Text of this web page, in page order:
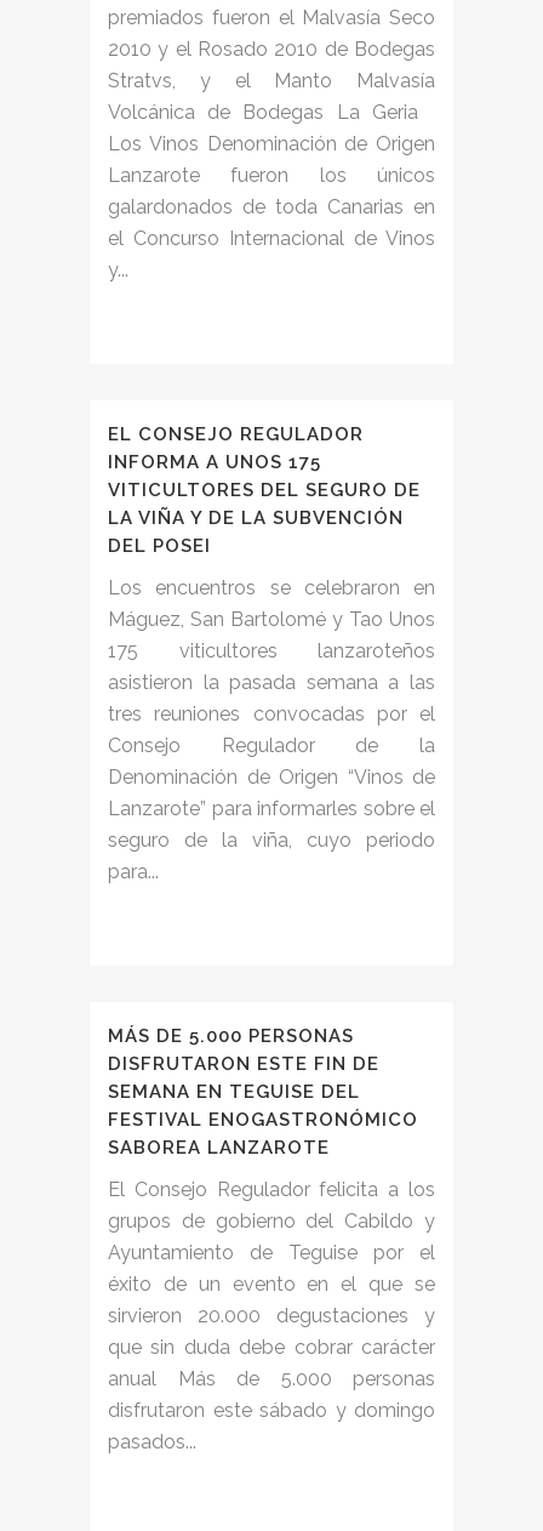
premiados fueron el Malvasía Seco
2010 y el Rosado 2010 de Bodegas
Stratvs, y el Manto Malvasía
Volcánica de Bodegas La Geria
Los Vinos Denominación de Origen
Lanzarote fueron los únicos
galardonados de toda Canarias en
el Concurso Internacional de Vinos
y...
EL CONSEJO REGULADOR
INFORMA A UNOS 175
VITICULTORES DEL SEGURO DE
LA VIÑA Y DE LA SUBVENCIÓN
DEL POSEI
Los encuentros se celebraron en
Máguez, San Bartolomé y Tao Unos
175 viticultores lanzaroteños
asistieron la pasada semana a las
tres reuniones convocadas por el
Consejo Regulador de la
Denominación de Origen “Vinos de
Lanzarote” para informarles sobre el
seguro de la viña, cuyo periodo
para...
MÁS DE 5.000 PERSONAS
DISFRUTARON ESTE FIN DE
SEMANA EN TEGUISE DEL
FESTIVAL ENOGASTRONÓMICO
SABOREA LANZAROTE
El Consejo Regulador felicita a los
grupos de gobierno del Cabildo y
Ayuntamiento de Teguise por el
éxito de un evento en el que se
sirvieron 20.000 degustaciones y
que sin duda debe cobrar carácter
anual Más de 5.000 personas
disfrutaron este sábado y domingo
pasados...